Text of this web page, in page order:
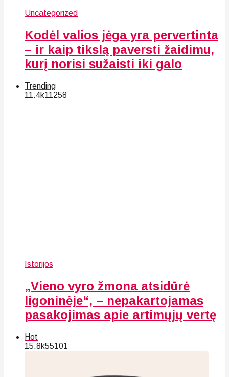
Uncategorized
Kodėl valios jėga yra pervertinta
– ir kaip tikslą paversti žaidimu,
kurį norisi sužaisti iki galo
Trending
11.4k11258
Istorijos
„Vieno vyro žmona atsidūrė
ligoninėje“, – nepakartojamas
pasakojimas apie artimųjų vertę
Hot
15.8k55101